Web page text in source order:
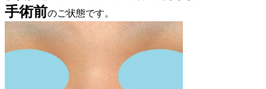
手術前のご状態です。